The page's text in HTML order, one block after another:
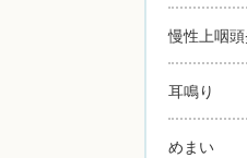
慢性上咽
耳鳴り
めまい